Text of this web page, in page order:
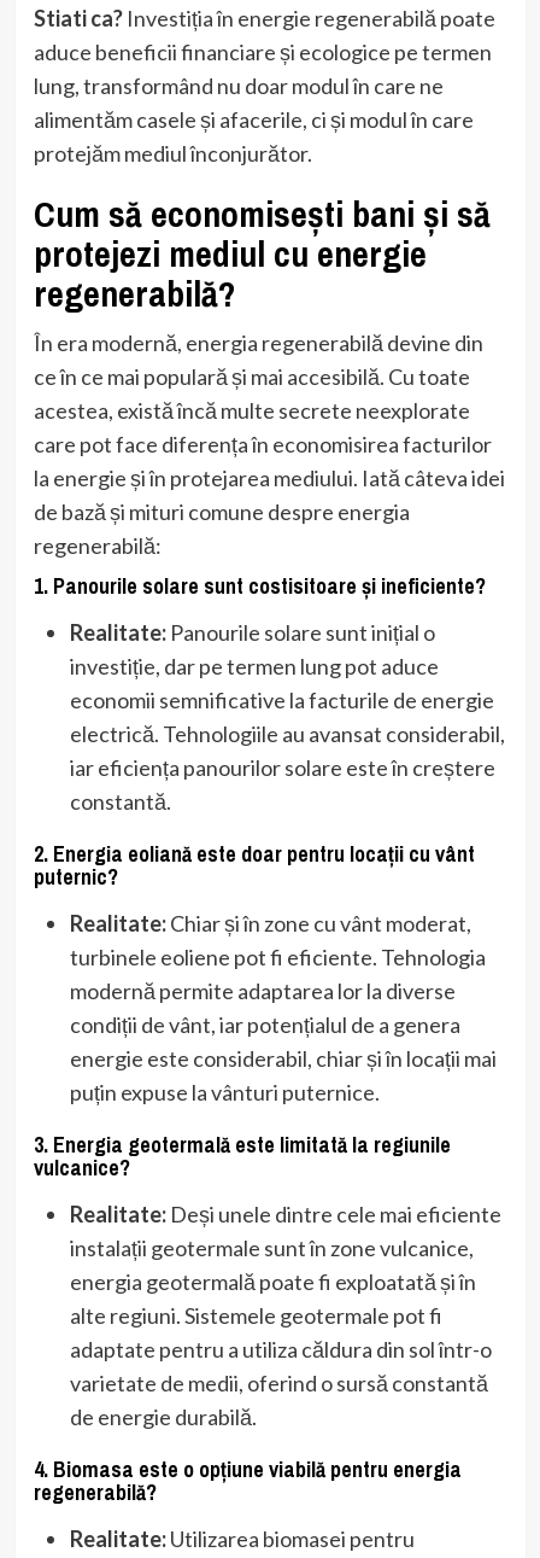
Stiati ca?Investiția în energie regenerabilă poate
aduce beneficii financiare și ecologice pe termen
lung, transformând nu doar modul în care ne
alimentăm casele și afacerile, ci și modul în care
protejăm mediul înconjurător.
Cum să economisești bani și să
protejezi mediul cu energie
regenerabilă?
În era modernă, energia regenerabilă devine din
ce în ce mai populară și mai accesibilă. Cu toate
acestea, există încă multe secrete neexplorate
care pot face diferența în economisirea facturilor
la energie și în protejarea mediului. Iată câteva idei
de bază și mituri comune despre energia
regenerabilă:
1. Panourile solare sunt costisitoare și ineficiente?
Realitate:Panourile solare sunt inițial o
investiție, dar pe termen lung pot aduce
economii semnificative la facturile de energie
electrică. Tehnologiile au avansat considerabil,
iar eficiența panourilor solare este în creștere
constantă.
2. Energia eoliană este doar pentru locații cu vânt
puternic?
Realitate:Chiar și în zone cu vânt moderat,
turbinele eoliene pot fi eficiente. Tehnologia
modernă permite adaptarea lor la diverse
condiții de vânt, iar potențialul de a genera
energie este considerabil, chiar și în locații mai
puțin expuse la vânturi puternice.
3. Energia geotermală este limitată la regiunile
vulcanice?
Realitate:Deși unele dintre cele mai eficiente
instalații geotermale sunt în zone vulcanice,
energia geotermală poate fi exploatată și în
alte regiuni. Sistemele geotermale pot fi
adaptate pentru a utiliza căldura din sol într-o
varietate de medii, oferind o sursă constantă
de energie durabilă.
4. Biomasa este o opțiune viabilă pentru energia
regenerabilă?
Realitate:Utilizarea biomasei pentru